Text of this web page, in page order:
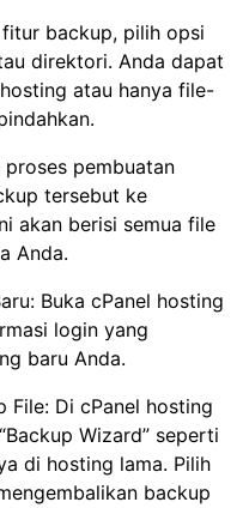
backup, pilih opsi
direktori. Anda dapat
atau hanya file-
proses pembuatan
tersebut ke
akan berisi semua file
Anda.
Buka cPanel hosting
login yang
baru Anda.
File: Di cPanel hosting
Wizard” seperti
di hosting lama. Pilih
backup